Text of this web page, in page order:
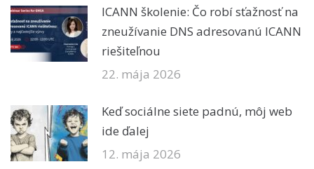
ICANN školenie: Čo robí sťažnosť na
zneužívanie DNS adresovanú ICANN
riešiteľnou
22. mája 2026
Keď sociálne siete padnú, môj web
ide ďalej
12. mája 2026